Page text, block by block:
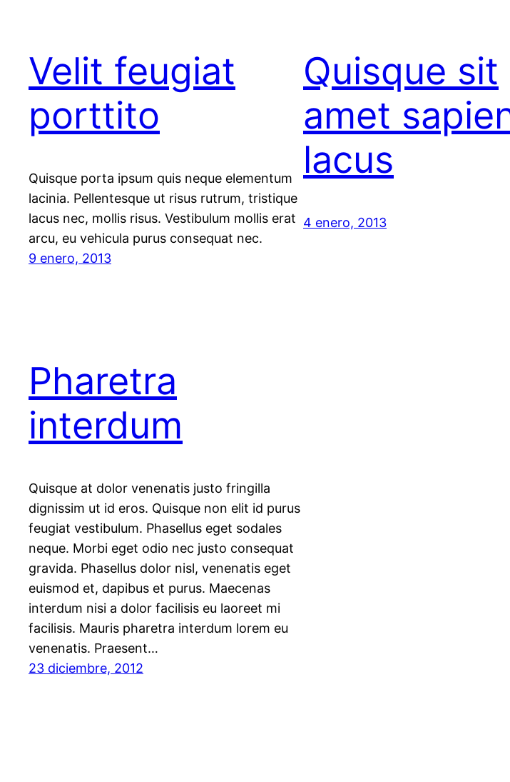
Velit feugiat
porttito
Quisque porta ipsum quis neque elementum
lacinia. Pellentesque ut risus rutrum, tristique
lacus nec, mollis risus. Vestibulum mollis erat
arcu, eu vehicula purus consequat nec.
9 enero, 2013
Quisque sit
amet
lacus
4 enero, 2013
Pharetra
interdum
Quisque at dolor venenatis justo fringilla
dignissim ut id eros. Quisque non elit id purus
feugiat vestibulum. Phasellus eget sodales
neque. Morbi eget odio nec justo consequat
gravida. Phasellus dolor nisl, venenatis eget
euismod et, dapibus et purus. Maecenas
interdum nisi a dolor facilisis eu laoreet mi
facilisis. Mauris pharetra interdum lorem eu
venenatis. Praesent…
23 diciembre, 2012